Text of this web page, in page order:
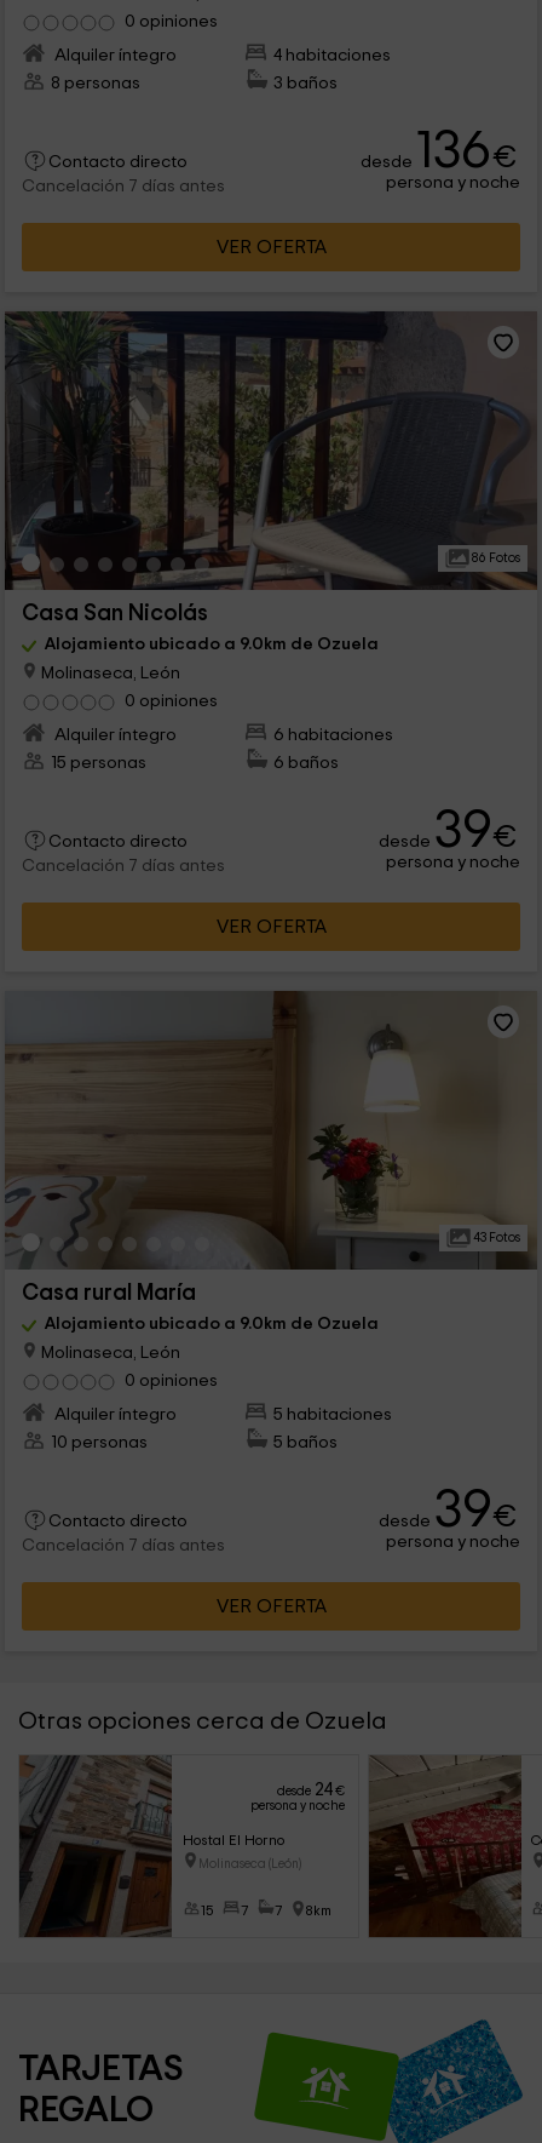
0 opiniones
Alquiler íntegro
4 habitaciones
8 personas
3 baños
Contacto directo
Cancelación 7 días antes
desde 136€
persona y noche
VER OFERTA
86 Fotos
Casa San Nicolás
Alojamiento ubicado a 9.0km de Ozuela
Molinaseca, León
0 opiniones
Alquiler íntegro
6 habitaciones
15 personas
6 baños
Contacto directo
Cancelación 7 días antes
desde 39€
persona y noche
VER OFERTA
43 Fotos
Casa rural María
Alojamiento ubicado a 9.0km de Ozuela
Molinaseca, León
0 opiniones
Alquiler íntegro
5 habitaciones
10 personas
5 baños
Contacto directo
Cancelación 7 días antes
desde 39€
persona y noche
VER OFERTA
Otras opciones cerca de Ozuela
desde 24€
persona y noche
Hostal El Horno
Molinaseca (León)
15 7 7 8km
TARJETAS
REGALO